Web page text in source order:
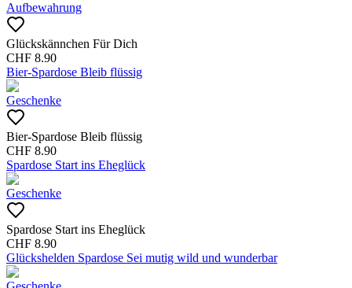
Aufbewahrung
Glückskännchen Für Dich
CHF 8.90
Bier-Spardose Bleib flüssig
Geschenke
Bier-Spardose Bleib flüssig
CHF 8.90
Spardose Start ins Eheglück
Geschenke
Spardose Start ins Eheglück
CHF 8.90
Glückshelden Spardose Sei mutig wild und wunderbar